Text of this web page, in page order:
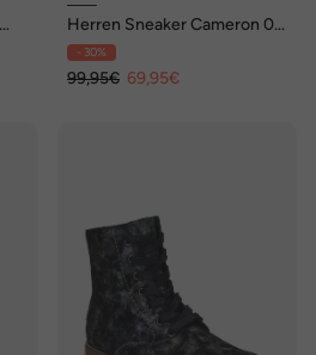
Herren Sneaker Cameron 07,
ocean-kombi
- 30%
99,95€ 69,95€